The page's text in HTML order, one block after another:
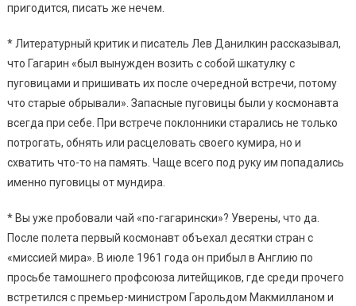
пригодится, писать же нечем.
* Литературный критик и писатель Лев Данилкин рассказывал,
что Гагарин «был вынужден возить с собой шкатулку с
пуговицами и пришивать их после очередной встречи, потому
что старые обрывали». Запасные пуговицы были у космонавта
всегда при себе. При встрече поклонники старались не только
потрогать, обнять или расцеловать своего кумира, но и
схватить что-то на память. Чаще всего под руку им попадались
именно пуговицы от мундира.
* Вы уже пробовали чай «по-гагарински»? Уверены, что да.
После полета первый космонавт объехал десятки стран с
«миссией мира». В июле 1961 года он прибыл в Англию по
просьбе тамошнего профсоюза литейщиков, где среди прочего
встретился с премьер-министром Гарольдом Макмилланом и